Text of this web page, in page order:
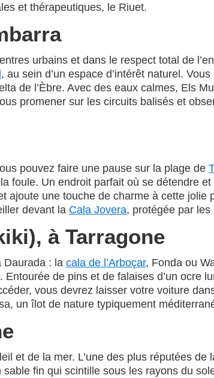
et thérapeutiques, le Riuet.
urbains et dans le respect total de
, au sein d’un espace d’intérêt naturel.
de l’Èbre. Avec des eaux calmes, Els
promener sur les circuits balisés et
pouvez faire une pause sur la plage de
Un endroit parfait où se détendre
une touche de charme à cette jolie
devant la Cala Jovera, protégée par les
à Tarragone
Daurada : la cala de l’Arboçar, Fonda ou
de pins et de falaises d’un ocre
vous devrez laisser votre voiture
un îlot de nature typiquement
et de la mer. L’une des plus réputées de
fin qui scintille sous les rayons du